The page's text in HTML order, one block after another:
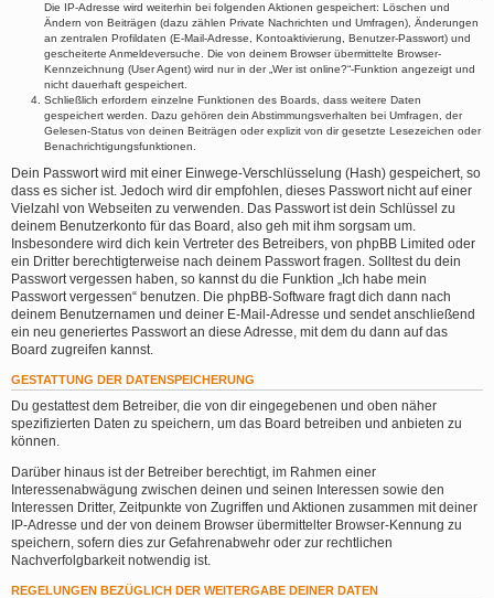
Die IP-Adresse wird weiterhin bei folgenden Aktionen gespeichert: Löschen und
Ändern von Beiträgen (dazu zählen Private Nachrichten und Umfragen), Änderungen
an zentralen Profildaten (E-Mail-Adresse, Kontoaktivierung, Benutzer-Passwort) und
gescheiterte Anmeldeversuche. Die von deinem Browser übermittelte Browser-
Kennzeichnung (User Agent) wird nur in der „Wer ist online?“-Funktion angezeigt und
nicht dauerhaft gespeichert.
Schließlich erfordern einzelne Funktionen des Boards, dass weitere Daten
gespeichert werden. Dazu gehören dein Abstimmungsverhalten bei Umfragen, der
Gelesen-Status von deinen Beiträgen oder explizit von dir gesetzte Lesezeichen oder
Benachrichtigungsfunktionen.
Dein Passwort wird mit einer Einwege-Verschlüsselung (Hash) gespeichert, so
dass es sicher ist. Jedoch wird dir empfohlen, dieses Passwort nicht auf einer
Vielzahl von Webseiten zu verwenden. Das Passwort ist dein Schlüssel zu
deinem Benutzerkonto für das Board, also geh mit ihm sorgsam um.
Insbesondere wird dich kein Vertreter des Betreibers, von phpBB Limited oder
ein Dritter berechtigterweise nach deinem Passwort fragen. Solltest du dein
Passwort vergessen haben, so kannst du die Funktion „Ich habe mein
Passwort vergessen“ benutzen. Die phpBB-Software fragt dich dann nach
deinem Benutzernamen und deiner E-Mail-Adresse und sendet anschließend
ein neu generiertes Passwort an diese Adresse, mit dem du dann auf das
Board zugreifen kannst.
GESTATTUNG DER DATENSPEICHERUNG
Du gestattest dem Betreiber, die von dir eingegebenen und oben näher
spezifizierten Daten zu speichern, um das Board betreiben und anbieten zu
können.
Darüber hinaus ist der Betreiber berechtigt, im Rahmen einer
Interessenabwägung zwischen deinen und seinen Interessen sowie den
Interessen Dritter, Zeitpunkte von Zugriffen und Aktionen zusammen mit deiner
IP-Adresse und der von deinem Browser übermittelter Browser-Kennung zu
speichern, sofern dies zur Gefahrenabwehr oder zur rechtlichen
Nachverfolgbarkeit notwendig ist.
REGELUNGEN BEZÜGLICH DER WEITERGABE DEINER DATEN